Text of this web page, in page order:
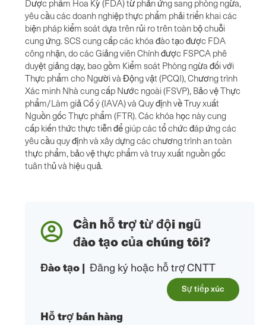
Dược phẩm Hoa Kỳ (FDA) từ phản ứng sang phòng ngừa,
yêu cầu các doanh nghiệp thực phẩm phải triển khai các
biện pháp kiểm soát dựa trên rủi ro trên toàn bộ chuỗi
cung ứng. SCS cung cấp các khóa đào tạo được FDA
công nhận, do các Giảng viên Chính được FSPCA phê
duyệt giảng dạy, bao gồm Kiểm soát Phòng ngừa đối với
Thực phẩm cho Người và Động vật (PCQI), Chương trình
Xác minh Nhà cung cấp Nước ngoài (FSVP), Bảo vệ Thực
phẩm/Làm giả Cố ý (IAVA) và Quy định về Truy xuất
Nguồn gốc Thực phẩm (FTR). Các khóa học này cung
cấp kiến thức thực tiễn để giúp các tổ chức đáp ứng các
yêu cầu quy định và xây dựng các chương trình an toàn
thực phẩm, bảo vệ thực phẩm và truy xuất nguồn gốc
tuân thủ và hiệu quả.
Cần hỗ trợ từ đội ngũ
đào tạo của chúng tôi?
Đào tạo| Đăng ký hoặc hỗ trợ CNTT
Sự tiếp xúc
Hỗ trợ bán hàng